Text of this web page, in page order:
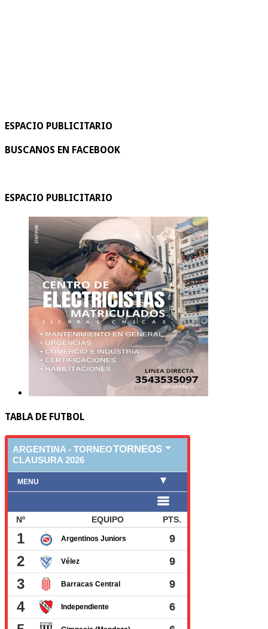
ESPACIO PUBLICITARIO
BUSCANOS EN FACEBOOK
ESPACIO PUBLICITARIO
TABLA DE FUTBOL